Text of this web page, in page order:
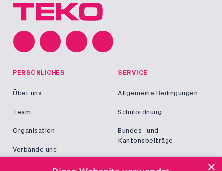
PERSÖNLICHES
Über uns
Team
Organisation
Verbände und
SERVICE
Allgemeine Bedingungen
Schulordnung
Bundes- und
Kantonsbeiträge
×